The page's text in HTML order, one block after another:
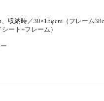
収納時／30×15φcm（フレーム
ート+フレーム）